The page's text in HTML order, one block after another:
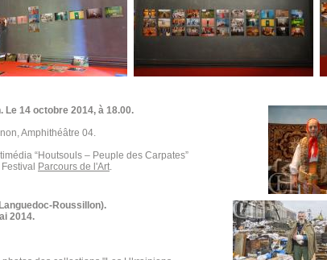
Le 14 octobre 2014, à 18.00.
Amphithéâtre 04.
“Houtsouls – Peuple des Carpates”
Parcours de l'Art.
Roussillon).
2014.